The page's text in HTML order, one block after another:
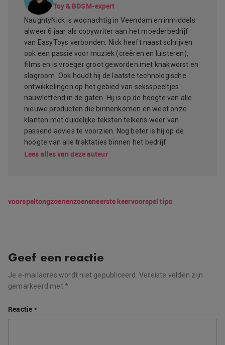
Toy & BDSM-expert
NaughtyNick is woonachtig in Veendam en inmiddels
alweer 6 jaar als copywriter aan het moederbedrijf
van EasyToys verbonden. Nick heeft naast schrijven
ook een passie voor muziek (creëren en luisteren),
films en is vroeger groot geworden met knakworst en
slagroom. Ook houdt hij de laatste technologische
ontwikkelingen op het gebied van seksspeeltjes
nauwlettend in de gaten. Hij is op de hoogte van alle
nieuwe producten die binnenkomen en weet onze
klanten met duidelijke teksten telkens weer van
passend advies te voorzien. Nog beter is hij op de
hoogte van alle traktaties binnen het bedrijf.
Lees alles van deze auteur
voorspeltongzoenenzoeneneerste keervoorspel tips
Geef een reactie
Je e-mailadres wordt niet gepubliceerd. Vereiste velden zijn
gemarkeerd met*
Reactie *